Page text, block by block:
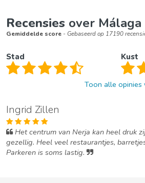
Recensies over
Gemiddelde score - Gebaseerd op 17190
Stad Kust
Toon alle opinies
Ingrid Zillen
Het centrum van Nerja kan heel druk
gezellig. Heel veel restaurantjes,
Parkeren is soms lastig.